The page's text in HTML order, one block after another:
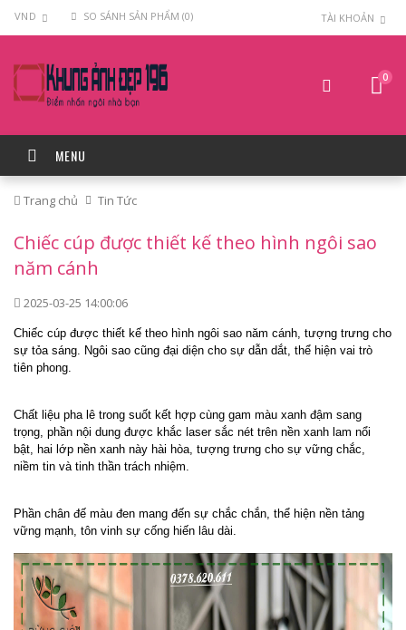
VND SO SÁNH SẢN PHẨM (0) TÀI KHOẢN
0
MENU
Trang chủ Tin Tức
Chiếc cúp được thiết kế theo hình ngôi sao
năm cánh
2025-03-25 14:00:06
Chiếc cúp được thiết kế theo hình ngôi sao năm cánh, tượng trưng cho
sự tỏa sáng. Ngôi sao cũng đại diện cho sự dẫn dắt, thể hiện vai trò
tiên phong.
Chất liệu pha lê trong suốt kết hợp cùng gam màu xanh đậm sang
trọng, phần nội dung được khắc laser sắc nét trên nền xanh lam nổi
bật, hai lớp nền xanh này hài hòa, tượng trưng cho sự vững chắc,
niềm tin và tinh thần trách nhiệm.
Phần chân đế màu đen mang đến sự chắc chắn, thể hiện nền tảng
vững mạnh, tôn vinh sự cống hiến lâu dài.